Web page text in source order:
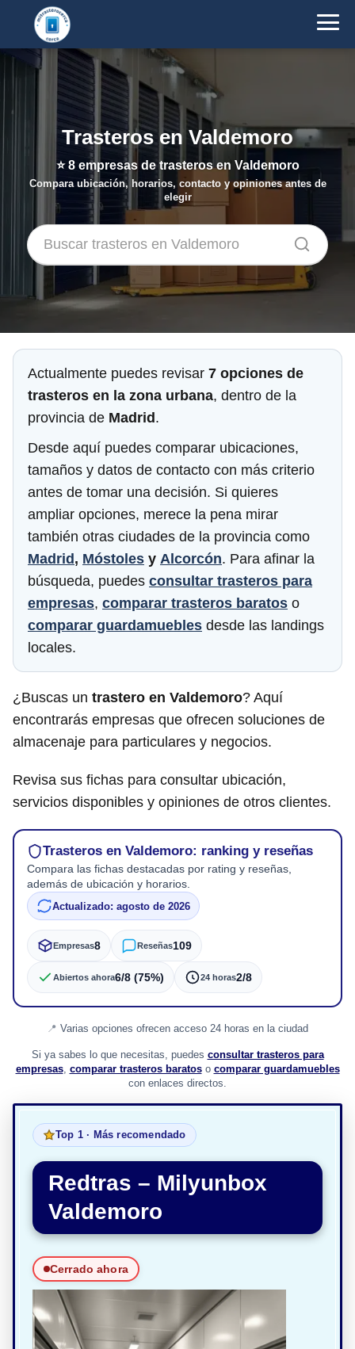
Trasteros en Valdemoro
⭐8empresas de trasteros en Valdemoro
Compara ubicación, horarios, contacto y opiniones antes de
elegir
Actualmente puedes revisar 7 opciones de
trasteros en la zona urbana, dentro de la
provincia de Madrid .
Desde aquí puedes comparar ubicaciones,
tamaños y datos de contacto con más criterio
antes de tomar una decisión. Si quieres
ampliar opciones, merece la pena mirar
también otras ciudades de la provincia como
Madrid , Móstoles y Alcorcón. Para afinar la
búsqueda, puedes consultar trasteros para
empresas, comparar trasteros baratos o
comparar guardamuebles desde las landings
locales.
¿Buscas un trastero en Valdemoro? Aquí
encontrarás empresas que ofrecen soluciones de
almacenaje para particulares y negocios.
Revisa sus fichas para consultar ubicación,
servicios disponibles y opiniones de otros clientes.
Trasteros en Valdemoro: ranking y reseñas
Compara las fichas destacadas por rating y reseñas,
además de ubicación y horarios.
Actualizado: agosto de 2026
Empresas8 Reseñas109
Abiertos ahora6/8 (75%) 24 horas2/8
Varias opciones ofrecen acceso 24 horas en la ciudad
Si ya sabes lo que necesitas, puedes consultar trasteros para
empresas, comparar trasteros baratoso comparar guardamuebles
con enlaces directos.
Top 1 · Más recomendado
Redtras – Milyunbox
Valdemoro
Cerrado ahora